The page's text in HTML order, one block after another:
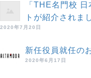
「THE名門校
トが紹介されま
2020年7月20日
新任役員就任の
2020年6月17日